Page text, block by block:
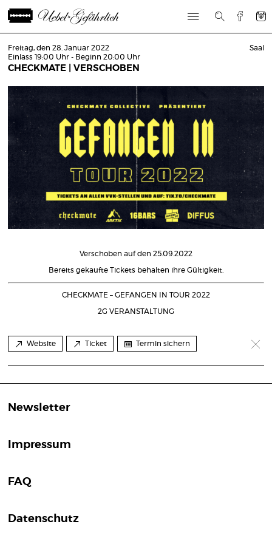
Freitag, den 28. Januar 2022
Einlass 19:00 Uhr - Beginn 20:00 Uhr
CHECKMATE | VERSCHOBEN
Saal
Verschoben auf den 25.09.2022
Bereits gekaufte Tickets behalten ihre Gültigkeit.
CHECKMATE – GEFANGEN IN TOUR 2022
2G VERANSTALTUNG
Website Ticket Termin sichern
Newsletter
Impressum
FAQ
Datenschutz